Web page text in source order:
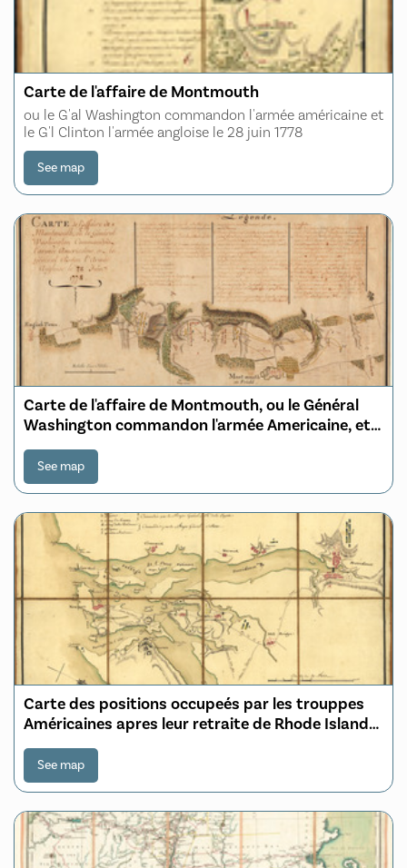
Carte de l'affaire de Montmouth
ou le G'al Washington commandon l'armée américaine et
le G'l Clinton l'armée angloise le 28 juin 1778
See map
Carte de l'affaire de Montmouth, ou le Général
Washington commandon l'armée Americaine, et
le Général Clinton l'armée Angloise le 28 Juin 1778
See map
Carte des positions occupeés par les trouppes
Américaines apres leur retraite de Rhode Island
le 30 Aout 1778
See map